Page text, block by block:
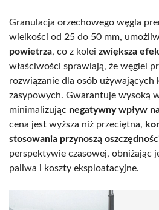
Granulacja orzechowego węgla
wielkości od 25 do 50 mm,
powietrza, co z kolei zwiększa
właściwości sprawiają, że węgiel
rozwiązanie dla osób używających
zasypowych. Gwarantuje wysoką
minimalizując negatywny wpływ
cena jest wyższa niż przeciętna,
stosowania przynoszą
perspektywie czasowej, obniżając
paliwa i koszty eksploatacyjne.